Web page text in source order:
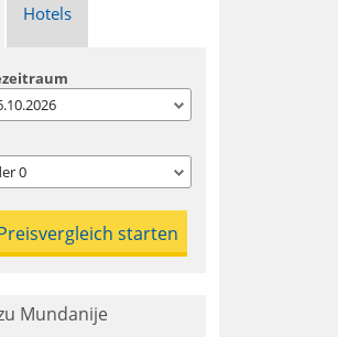
Hotels
0
Mundanije